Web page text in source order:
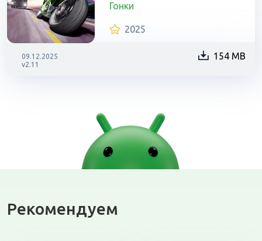
Гонки
2025
09.12.2025
v2.11
154 MB
Рекомендуем